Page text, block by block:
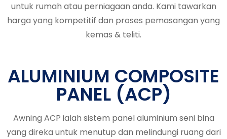
untuk rumah atau perniagaan anda. Kami tawarkan
harga yang kompetitif dan proses pemasangan yang
kemas & teliti.
ALUMINIUM COMPOSITE
PANEL (ACP)
Awning ACP ialah sistem panel aluminium seni bina
yang direka untuk menutup dan melindungi ruang dari